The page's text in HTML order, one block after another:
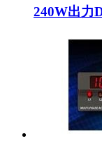
240W出力